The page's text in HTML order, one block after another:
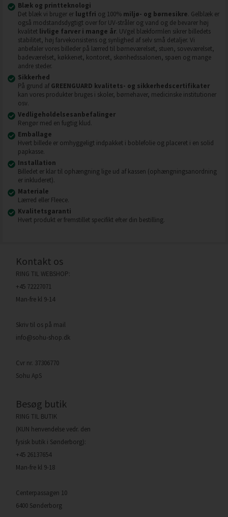
Blæk og printteknologi
Det blæk vi bruger er lugtfri og 100% miljø- og børnesikre. Gelblæk er
også modstandsdygtigt over for UV-stråler og vand og de bevarer høj
kvalitet livlige farver i mange år. UVgel blækformlen sikrer billedets
stabilitet, høj farvekonsistens og synlighed af selv små detaljer. Vi
anbefaler vores billeder på lærred til børneværelset, stuen, soveværelset,
badeværelset, køkkenet, kontoret, skønhedssalonen, spaen og mange
andre steder.
Sikkerhed
På grund af GREENGUARD kvalitets- og sikkerhedscertifikater
kan vores produkter bruges i skoler, børnehaver, medicinske institutioner
osv.
Vedligeholdelsesanbefalinger
Rengør med en fugtig klud.
Emballage
Hvert billede er omhyggeligt indpakket i boblefolie og placeret i en solid
papkasse.
Installation
Billedet er klar til ophængning lige ud af kassen (ophængningsanordning
er inkluderet).
Materiale
Lærred eller Fleece.
Kvalitetsgaranti
Hvert produkt er fremstillet specifikt efter din bestilling.
Kontakt os
RING TIL WEBSHOP:
+45 72227071
Man-fre kl 9-14
Skriv til os på mail
info@sohu-shop.dk
Cvr nr. 37306770
Sohu ApS
Besøg butik
RING TIL BUTIK
(KUN henvendelse vedr. den
fysisk butik i Sønderborg):
+45 26137654
Man-fre kl 9-18
Centerpassagen 10
6400 Sønderborg